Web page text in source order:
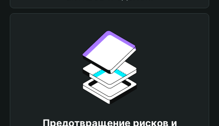
Предотвращение рисков и